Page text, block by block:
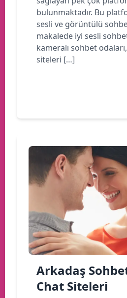
bulunmaktadır. Bu
sesli ve görüntülü
makalede iyi sesli
kameralı sohbet
siteleri […]
Arkadaş
Chat Siteleri